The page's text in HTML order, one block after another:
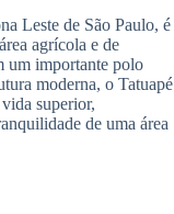
Leste de São Paulo, é
agrícola e de
um importante polo
moderna, o Tatuapé
superior,
de uma área